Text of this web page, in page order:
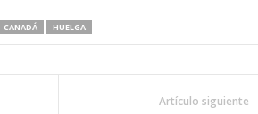
CANADÁ HUELGA
Artículo siguiente